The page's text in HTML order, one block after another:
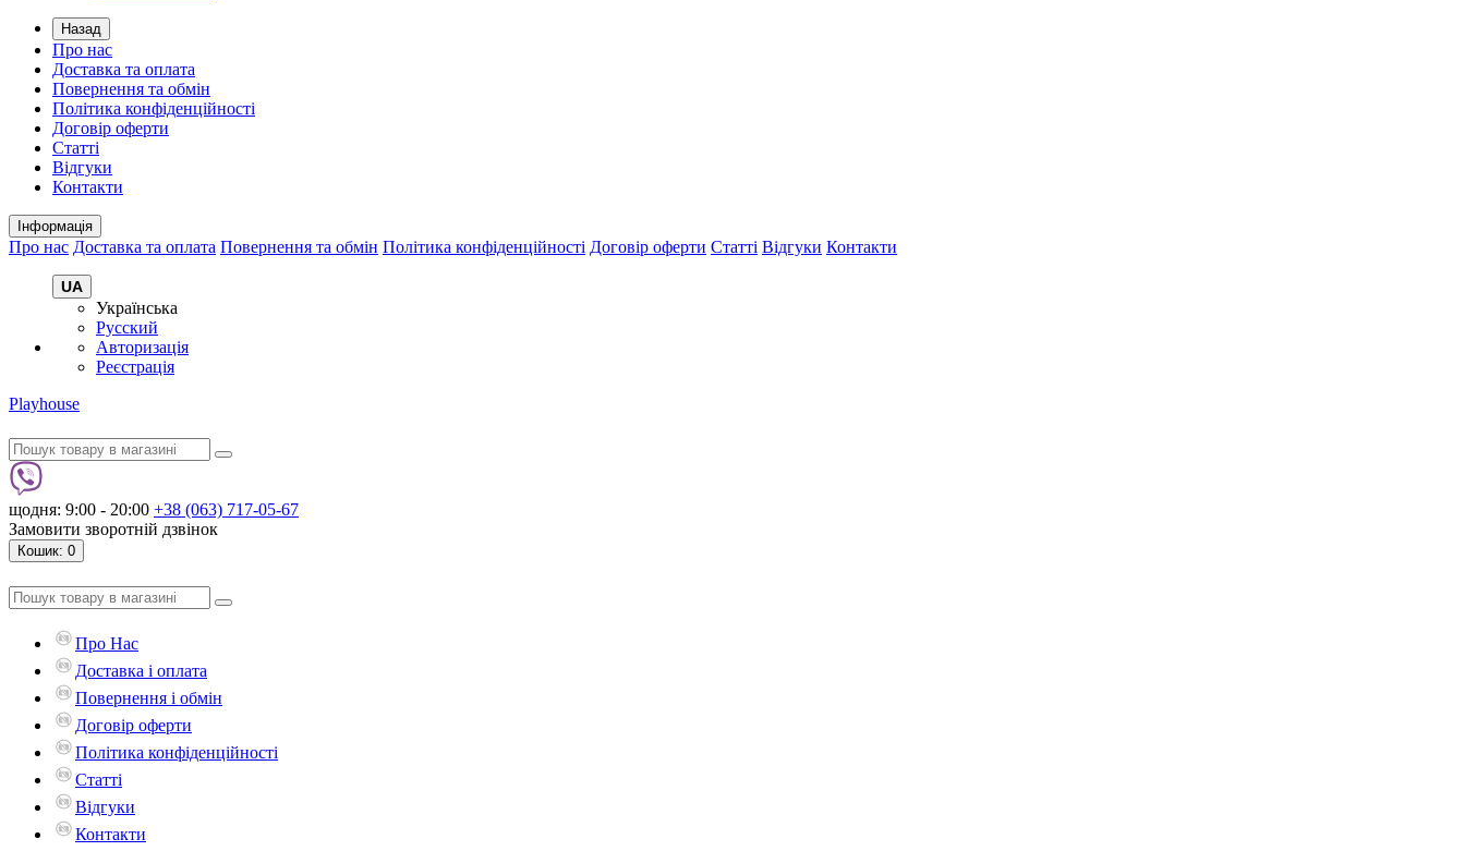
Назад
Про нас
Доставка та оплата
Повернення та обмін
Політика конфіденційності
Договір оферти
Статті
Відгуки
Контакти
Інформація
Про нас Доставка та оплата Повернення та обмін Політика конфіденційності Договір оферти Статті Відгуки Контакти
UA
Українська
Русский
Авторизація
Реєстрація
Playhouse
щодня: 9:00 - 20:00 +38 (063) 717-05-67
Замовити зворотній дзвінок
Кошик: 0
Про Нас
Доставка і оплата
Повернення і обмін
Договір оферти
Політика конфіденційності
Статті
Відгуки
Контакти